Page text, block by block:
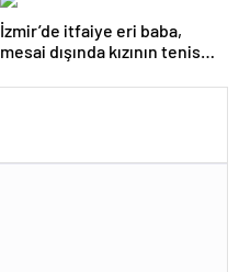
İzmir’de itfaiye eri baba,
mesai dışında kızının tenis